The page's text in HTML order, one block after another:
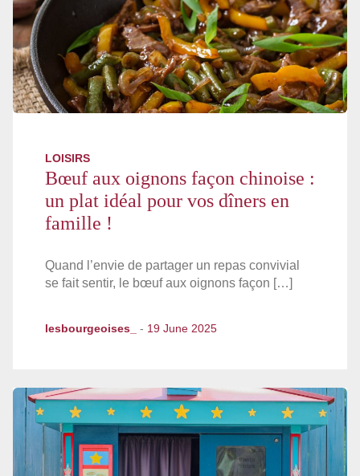
LOISIRS
Bœuf aux oignons façon chinoise :
un plat idéal pour vos dîners en
famille !
Quand l’envie de partager un repas convivial
se fait sentir, le bœuf aux oignons façon […]
lesbourgeoises_ - 19 June 2025